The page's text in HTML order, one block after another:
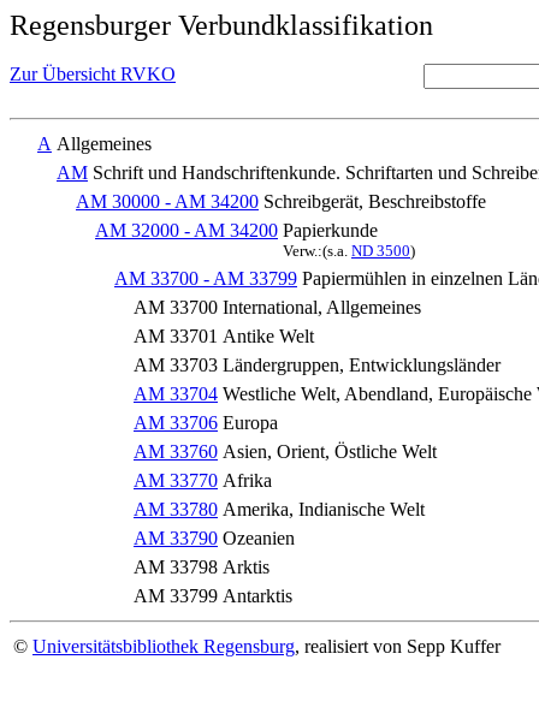
Regensburger Verbundklassifikation
Zur Übersicht RVKO
A Allgemeines
AM Schrift und Handschriftenkunde. Schriftarten und
AM 30000 - AM 34200 Schreibgerät, Beschreibstoffe
AM 32000 - AM 34200 Papierkunde
Verw.:(s.a. ND 3500)
AM 33700 - AM 33799 Papiermühlen in einzelnen
AM 33700 International, Allgemeines
AM 33701 Antike Welt
AM 33703 Ländergruppen, Entwicklungsländer
AM 33704 Westliche Welt, Abendland, Europäische
AM 33706 Europa
AM 33760 Asien, Orient, Östliche Welt
AM 33770 Afrika
AM 33780 Amerika, Indianische Welt
AM 33790 Ozeanien
AM 33798 Arktis
AM 33799 Antarktis
© Universitätsbibliothek Regensburg, realisiert von Sepp Kuffer